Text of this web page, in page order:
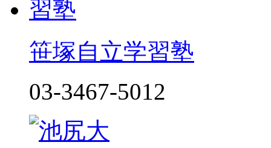
笹塚自立学習塾
03-3467-5012